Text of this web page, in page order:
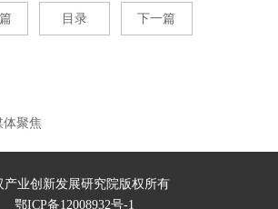
目录 下一篇
体聚焦
产业创新发展研究院版权所有
鄂ICP备12008932号-1